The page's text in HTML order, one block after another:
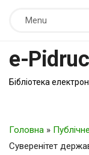
Menu
e-
Бібліотека
Головна »
Суверенітет